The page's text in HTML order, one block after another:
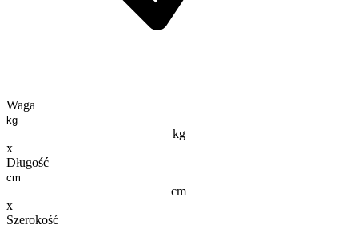
Waga
kg
x
Długość
cm
x
Szerokość